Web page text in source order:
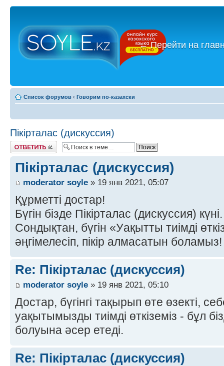
←Перейти на
Список форумов ‹ Говорим по-казахски
Пікірталас (дискуссия)
Ответить
Пікірталас (дискуссия)
moderator soyle » 19 янв 2021, 05:07
Құрметті достар!
Бүгін бізде Пікірталас (дискуссия) күні.
Сондықтан, бүгін «Уақытты тиімді
әңгімелесіп, пікір алмасатын боламыз!
Re: Пікірталас (дискуссия)
moderator soyle » 19 янв 2021, 05:10
Достар, бүгінгі тақырып өте өзекті,
уақытымызды тиімді өткіземіз - бұл
болуына әсер етеді.
Re: Пікірталас (дискуссия)